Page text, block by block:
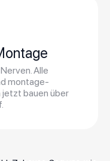
Alle
montage-
jetzt bauen über